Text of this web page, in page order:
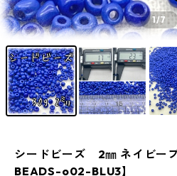
1/7
シードビーズ 2㎜ ネイビー
BEADS-o02-BLU3】